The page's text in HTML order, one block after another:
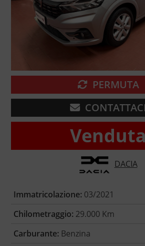
PERMUTA
CONTATTACI
Venduta
DACIA
Immatricolazione: 03/2021
Chilometraggio: 29.000 Km
Carburante: Benzina